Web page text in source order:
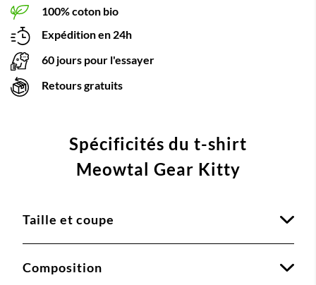
100% coton bio
Expédition en 24h
60 jours pour l'essayer
Retours gratuits
Spécificités du t-shirt
Meowtal Gear Kitty
Taille et coupe
Composition